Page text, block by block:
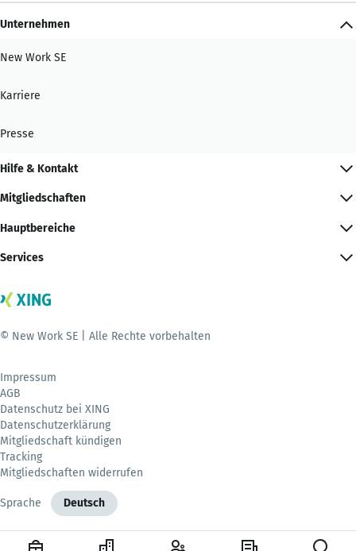
Unternehmen
New Work SE
Karriere
Presse
Hilfe & Kontakt
Mitgliedschaften
Hauptbereiche
Services
© New Work SE | Alle Rechte vorbehalten
Impressum
AGB
Datenschutz bei XING
Datenschutzerklärung
Mitgliedschaft kündigen
Tracking
Mitgliedschaften widerrufen
Sprache Deutsch